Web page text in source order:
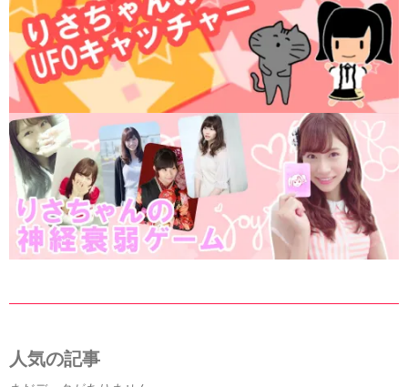
人気の記事